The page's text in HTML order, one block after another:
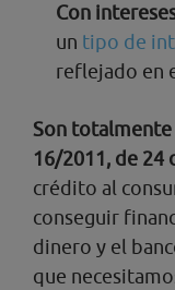
Con
un tipo de
reflejado en
Son totalmente
16/2011, de 24
crédito al
conseguir
dinero y el
que